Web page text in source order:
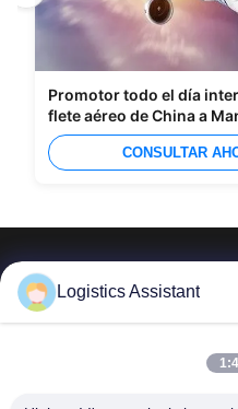
Promotor todo el día
flete aéreo de China a
CONSULTAR
Elíjanos y
Logistics Assistant